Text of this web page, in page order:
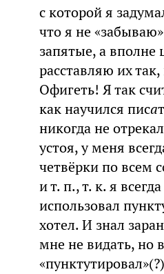
с которой я
что я не
запятые, а вполне
расставляю их
Офигеть! Я так
как научился писа
никогда не
устоя, у меня
четвёрки по всем
и т. п., т. к. я всегда
использовал
хотел. И знал
мне не видать, но